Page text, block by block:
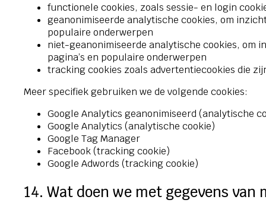
functionele cookies, zoals sessie- en login
geanonimiseerde analytische cookies, om
populaire onderwerpen
niet-geanonimiseerde analytische cookies, om
pagina’s en populaire onderwerpen
tracking cookies zoals advertentiecookies die
Meer specifiek gebruiken we de volgende cookies:
Google Analytics geanonimiseerd (analytische
Google Analytics (analytische cookie)
Google Tag Manager
Facebook (tracking cookie)
Google Adwords (tracking cookie)
14. Wat doen we met gegevens van